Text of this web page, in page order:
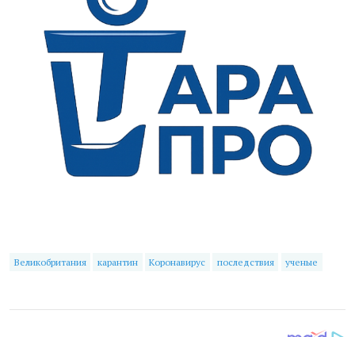
Великобритания карантин Коронавирус последствия ученые